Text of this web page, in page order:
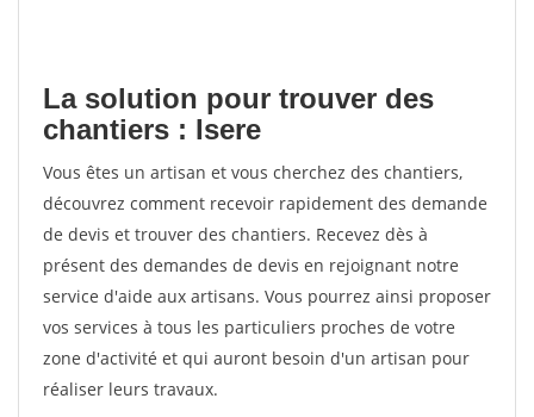
La solution pour trouver des
chantiers : Isere
Vous êtes un artisan et vous cherchez des chantiers,
découvrez comment recevoir rapidement des demande
de devis et trouver des chantiers. Recevez dès à
présent des demandes de devis en rejoignant notre
service d'aide aux artisans. Vous pourrez ainsi proposer
vos services à tous les particuliers proches de votre
zone d'activité et qui auront besoin d'un artisan pour
réaliser leurs travaux.